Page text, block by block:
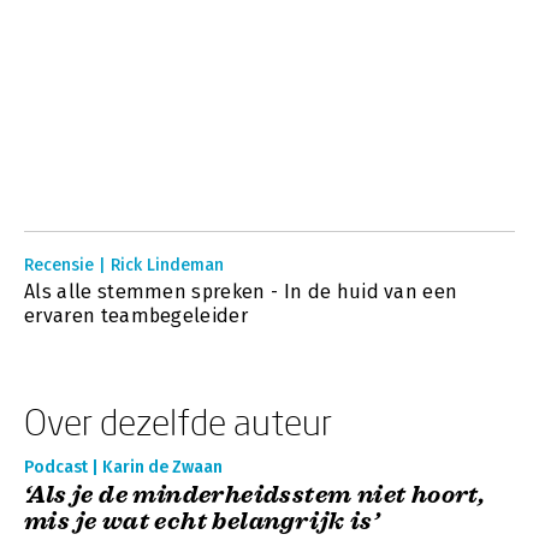
Recensie | Rick Lindeman
Als alle stemmen spreken - In de huid van een
ervaren teambegeleider
Over dezelfde auteur
Podcast | Karin de Zwaan
‘Als je de minderheidsstem niet hoort,
mis je wat echt belangrijk is’